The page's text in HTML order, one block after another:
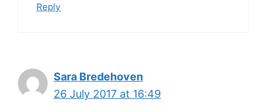
Reply
Sara Bredehoven
26 July 2017 at 16:49